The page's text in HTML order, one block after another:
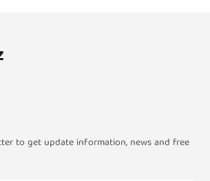
to get update information, news and free